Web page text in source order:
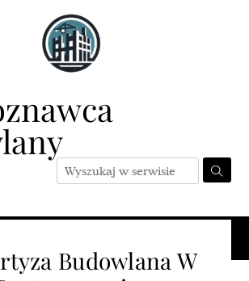
Budowlana W